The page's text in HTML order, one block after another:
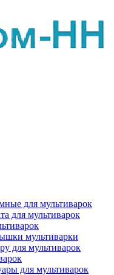
для мультиварок
для мультиварок
мультиварки
для мультиварок
для мультиварок